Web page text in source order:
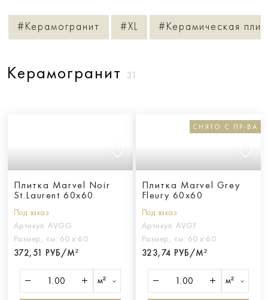
#Керамогранит #XL #Керамическая
Керамогранит 31
Плитка Marvel Noir
St.Laurent 60x60
Под заказ
Артикул: AVGG
Размер, см: 60 х 60
372,51 РУБ/М²
м²
СНЯТО С ПР-ВА
Плитка Marvel Grey
Fleury 60x60
Под заказ
Артикул: AVGF
Размер, см: 60 х 60
323,74 РУБ/М²
м²